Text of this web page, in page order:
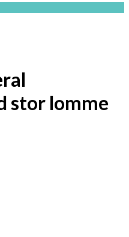
stor lomme